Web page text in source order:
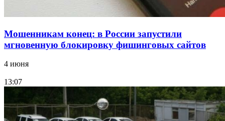
Мошенникам конец: в России запустили
мгновенную блокировку фишинговых сайтов
4 июня
13:07